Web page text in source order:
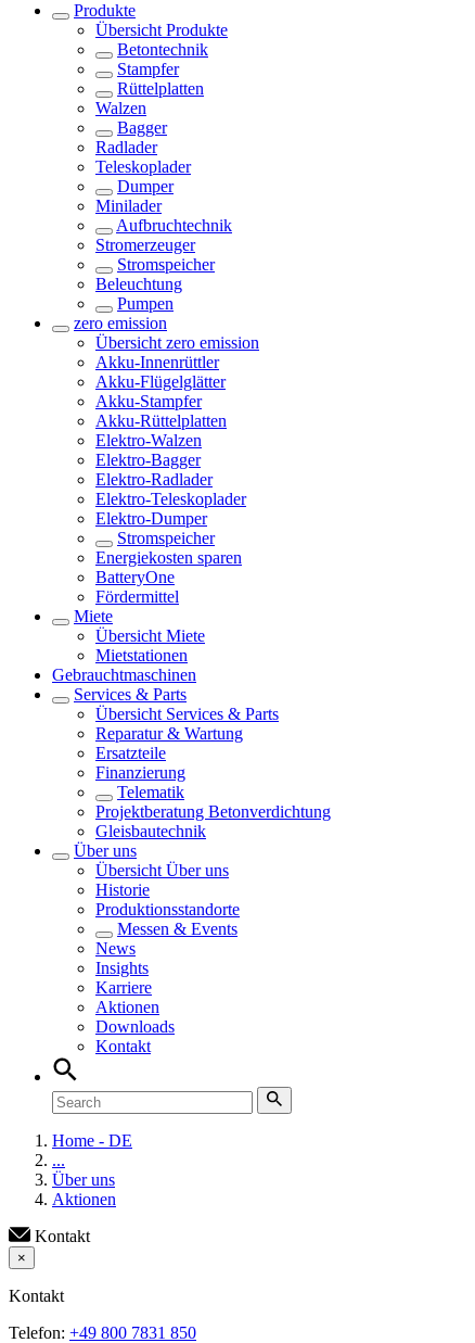
Produkte
Übersicht Produkte
Betontechnik
Stampfer
Rüttelplatten
Walzen
Bagger
Radlader
Teleskoplader
Dumper
Minilader
Aufbruchtechnik
Stromerzeuger
Stromspeicher
Beleuchtung
Pumpen
zero emission
Übersicht zero emission
Akku-Innenrüttler
Akku-Flügelglätter
Akku-Stampfer
Akku-Rüttelplatten
Elektro-Walzen
Elektro-Bagger
Elektro-Radlader
Elektro-Teleskoplader
Elektro-Dumper
Stromspeicher
Energiekosten sparen
BatteryOne
Fördermittel
Miete
Übersicht Miete
Mietstationen
Gebrauchtmaschinen
Services & Parts
Übersicht Services & Parts
Reparatur & Wartung
Ersatzteile
Finanzierung
Telematik
Projektberatung Betonverdichtung
Gleisbautechnik
Über uns
Übersicht Über uns
Historie
Produktionsstandorte
Messen & Events
News
Insights
Karriere
Aktionen
Downloads
Kontakt
Home - DE
...
Über uns
Aktionen
Kontakt
×
Kontakt
Telefon: +49 800 7831 850